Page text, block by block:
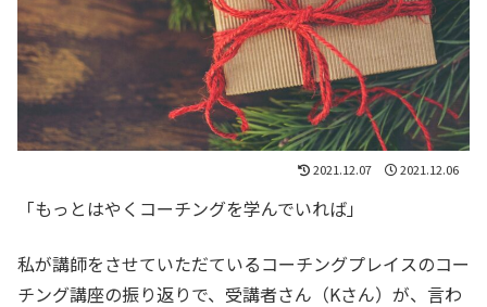
2021.12.07 2021.12.06
「もっとはやくコーチングを学んでいれば」
私が講師をさせていただているコーチングプレイスのコー
チング講座の振り返りで、受講者さん（Kさん）が、言わ